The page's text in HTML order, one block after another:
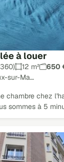
à louer
12 m²
650
sur-Ma…
chambre chez
sommes à 5